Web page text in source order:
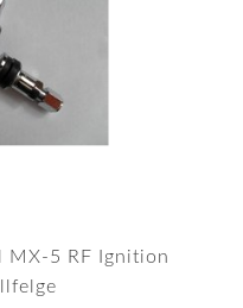
MX-5 RF Ignition